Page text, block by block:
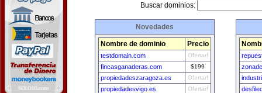
Buscar dominios:
Novedades
Nombre de dominio Precio
testdomain.com Ofertar!
fincasganaderas.com $199
propiedadeszaragoza.es Ofertar!
propiedadesvigo.es Ofertar!